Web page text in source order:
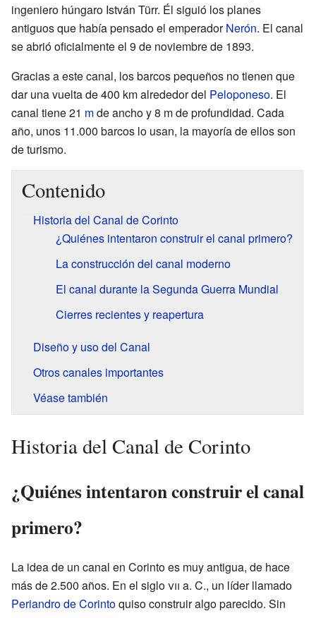
ingeniero húngaro István Türr. Él siguió los planes
antiguos que había pensado el emperadorNerón. El canal
se abrió oficialmente el 9 de noviembre de 1893.
Gracias a este canal, los barcos pequeños no tienen que
dar una vuelta de 400 km alrededor del Peloponeso. El
canal tiene 21 mde ancho y 8 m de profundidad. Cada
año, unos 11.000 barcos lo usan, la mayoría de ellos son
de turismo.
Contenido
Historia del Canal de Corinto
¿Quiénes intentaron construir el canal primero?
La construcción del canal moderno
El canal durante la Segunda Guerra Mundial
Cierres recientes y reapertura
Diseño y uso del Canal
Otros canales importantes
Véase también
Historia del Canal de Corinto
¿Quiénes intentaron construir el canal
primero?
La idea de un canal en Corinto es muy antigua, de hace
más de 2.500 años. En el siglovii a. C., un líder llamado
Periandro de Corintoquiso construir algo parecido. Sin